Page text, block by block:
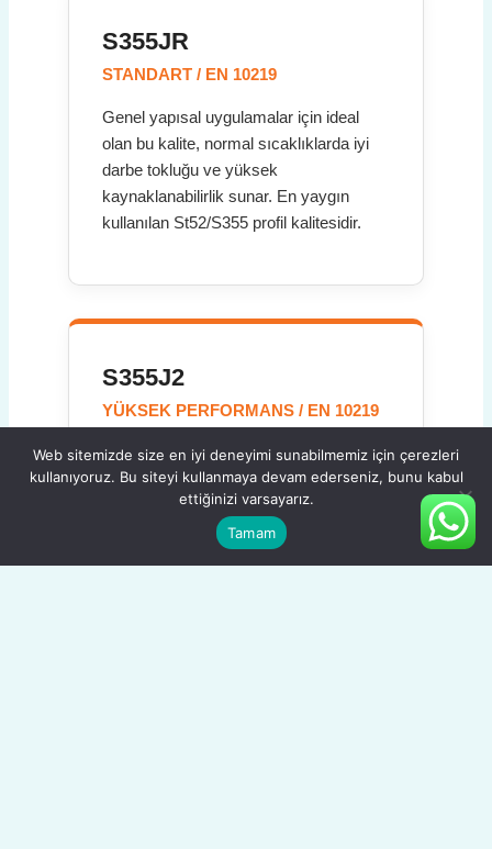
S355JR
STANDART / EN 10219
Genel yapısal uygulamalar için ideal
olan bu kalite, normal sıcaklıklarda iyi
darbe tokluğu ve yüksek
kaynaklanabilirlik sunar. En yaygın
kullanılan St52/S355 profil kalitesidir.
S355J2
YÜKSEK PERFORMANS / EN 10219
Daha zorlu iklim koşulları ve düşük
sıcaklık (-20°C’ye kadar) gerektiren
projeler için özel olarak geliştirilmiştir.
Üstün darbe tokluğu sayesinde kritik
Web sitemizde size en iyi deneyimi sunabilmemiz için çerezleri
kullanıyoruz. Bu siteyi kullanmaya devam ederseniz, bunu kabul
ettiğinizi varsayarız.
Tamam